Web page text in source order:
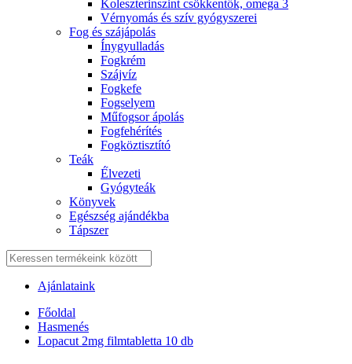
Koleszterinszint csökkentők, omega 3
Vérnyomás és szív gyógyszerei
Fog és szájápolás
Í́nygyulladás
Fogkrém
Szájvíz
Fogkefe
Fogselyem
Műfogsor ápolás
Fogfehérítés
Fogköztisztító
Teák
É́lvezeti
Gyógyteák
Könyvek
Egészség ajándékba
Tápszer
Ajánlataink
Főoldal
Hasmenés
Lopacut 2mg filmtabletta 10 db